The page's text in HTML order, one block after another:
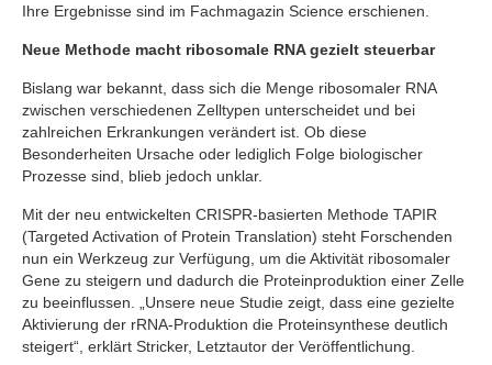
Ihre Ergebnisse sind im Fachmagazin Science erschienen.
Neue Methode macht ribosomale RNA gezielt steuerbar
Bislang war bekannt, dass sich die Menge ribosomaler RNA
zwischen verschiedenen Zelltypen unterscheidet und bei
zahlreichen Erkrankungen verändert ist. Ob diese
Besonderheiten Ursache oder lediglich Folge biologischer
Prozesse sind, blieb jedoch unklar.
Mit der neu entwickelten CRISPR-basierten Methode TAPIR
(Targeted Activation of Protein Translation) steht Forschenden
nun ein Werkzeug zur Verfügung, um die Aktivität ribosomaler
Gene zu steigern und dadurch die Proteinproduktion einer Zelle
zu beeinflussen. „Unsere neue Studie zeigt, dass eine gezielte
Aktivierung der rRNA-Produktion die Proteinsynthese deutlich
steigert“, erklärt Stricker, Letztautor der Veröffentlichung.